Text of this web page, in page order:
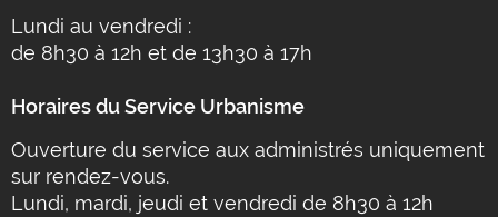
Lundi au vendredi :
de 8h30 à 12h et de 13h30 à 17h
Horaires du Service Urbanisme
Ouverture du service aux administrés uniquement
sur rendez-vous.
Lundi, mardi, jeudi et vendredi de 8h30 à 12h